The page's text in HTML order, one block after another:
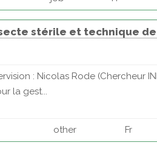
stérile et technique
: Nicolas Rode (Chercheur
la gest...
other Fr